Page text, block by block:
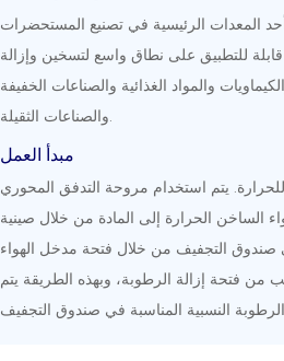
المعدات الرئيسية في تصنيع المستحضرات
قابلة للتطبيق على نطاق واسع لتسخين وإزالة
والمواد الغذائية والصناعات الخفيفة
مبدأ العمل
يتم استخدام مروحة التدفق المحوري
الساخن الحرارة إلى المادة من خلال صينية
صندوق التجفيف من خلال فتحة مدخل الهواء
من فتحة إزالة الرطوبة، وبهذه الطريقة يتم